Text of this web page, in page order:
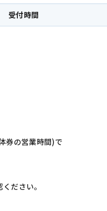
受付時間
券の営業時間)で
ださい。